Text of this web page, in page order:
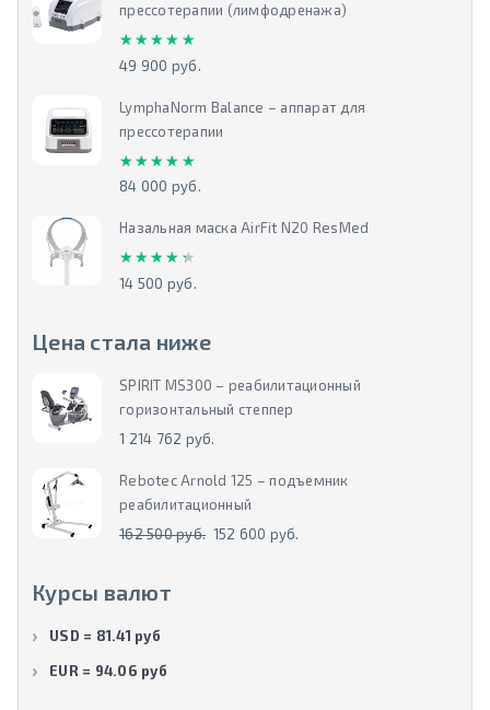
прессотерапии (лимфодренажа)
★★★★★
★★★★★
49 900 руб.
LymphaNorm Balance – аппарат для
прессотерапии
★★★★★
★★★★★
84 000 руб.
Назальная маска AirFit N20 ResMed
★★★★★
★★★★★
14 500 руб.
Цена стала ниже
SPIRIT MS300 – реабилитационный
горизонтальный степпер
1 214 762 руб.
Rebotec Arnold 125 – подъемник
реабилитационный
162 500 руб. 152 600 руб.
Курсы валют
USD = 81.41 руб
EUR = 94.06 руб